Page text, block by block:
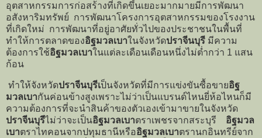
อุตสาหกรรมการก่อสร้างที่เกิดขึ้นเยอะมากมายมีการพัฒนา
อสังหาริมทรัพย์ การพัฒนาโครงการอุตสาหกรรมของโรงงาน
ที่เกิดใหม่ การพัฒนาที่อยู่อาศัยทั่วไปของประชาชนในพื้นที่
ทำให้การตลาดของอิฐมวลเบาในจังหวัดปราจีนบุรี มีความ
ต้องการใช้อิฐมวลเบาในแต่ละเดือนเดือนหนึ่งไม่ต่ำกว่า 1 แสน
ก้อน
ทำให้จังหวัดปราจีนบุรีเป็นจังหวัดที่มีการแข่งขันซื้อขายอิฐ
มวลเบากันค่อนข้างสูงเพราะไม่ว่าเป็นแบรนด์ไหนยี่ห้อไหนก็มี
ความต้องการที่จะนำสินค้าของตัวเองเข้ามาขายในจังหวัด
ปราจีนบุรีไม่ว่าจะเป็นอิฐมวลเบาตราเพชรจากสระบุรี อิฐมวล
เบาตราไทคอนจากปทุมธานีหรืออิฐมวลเบาตรานกอินทรีย์จาก